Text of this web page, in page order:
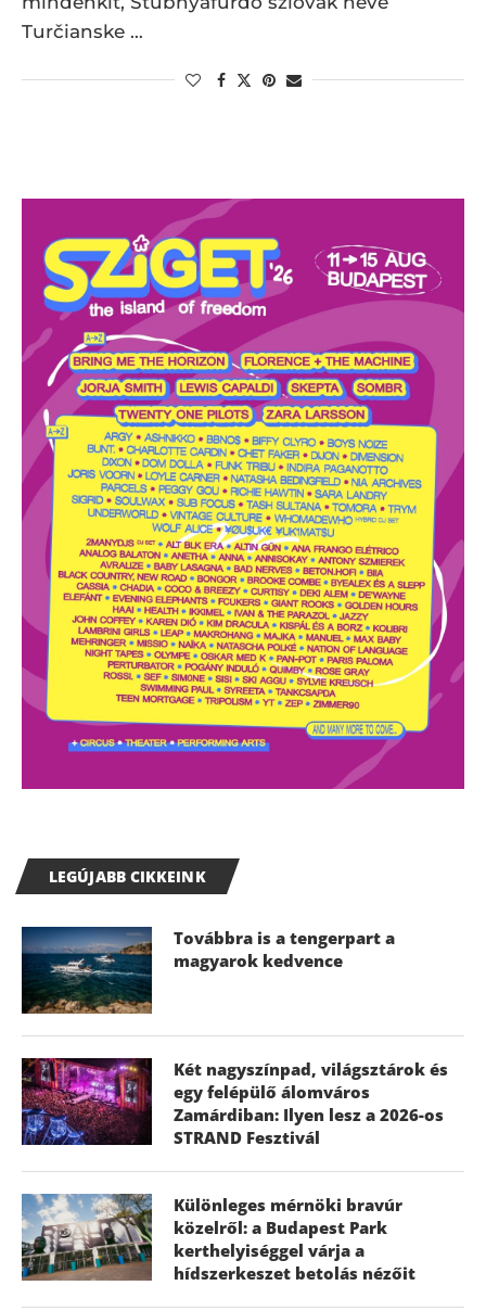
Turčianske …
LEGÚJABB CIKKEINK
Továbbra is a tengerpart a
magyarok kedvence
Két nagyszínpad, világsztárok és
egy felépülő álomváros
Zamárdiban: Ilyen lesz a 2026-os
STRAND Fesztivál
Különleges mérnöki bravúr
közelről: a Budapest Park
kerthelyiséggel várja a
hídszerkeszet betolás nézőit